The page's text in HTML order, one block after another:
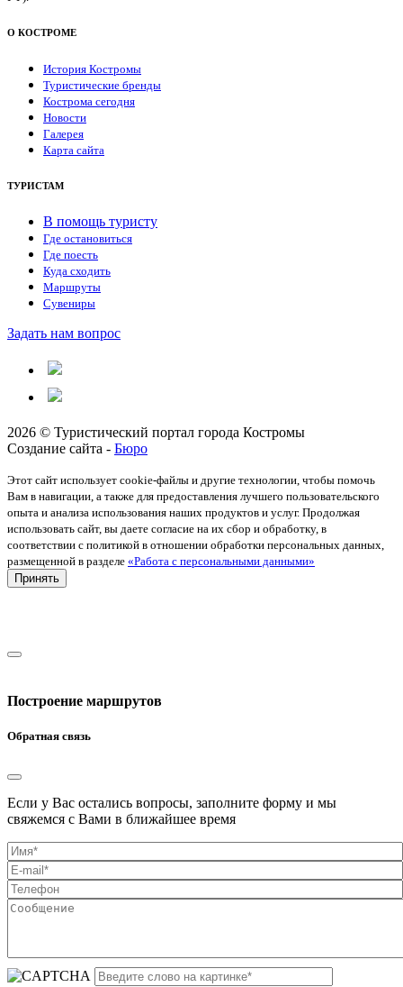
О КОСТРОМЕ
История Костромы
Туристические бренды
Кострома сегодня
Новости
Галерея
Карта сайта
ТУРИСТАМ
В помощь туристу
Где остановиться
Где поесть
Куда сходить
Маршруты
Сувениры
Задать нам вопрос
2026 © Туристический портал города Костромы
Создание сайта - Бюро
Этот сайт использует cookie-файлы и другие технологии, чтобы помочь
Вам в навигации, а также для предоставления лучшего пользовательского
опыта и анализа использования наших продуктов и услуг. Продолжая
использовать сайт, вы даете согласие на их сбор и обработку, в
соответствии с политикой в отношении обработки персональных данных,
размещенной в разделе «Работа с персональными данными»
Принять
Построение маршрутов
Обратная связь
Если у Вас остались вопросы, заполните форму и мы
свяжемся с Вами в ближайшее время